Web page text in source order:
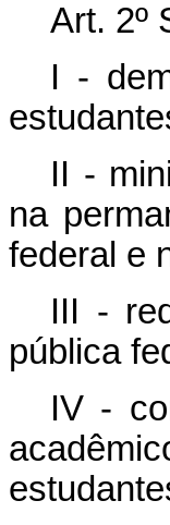
Art. 2º
I -
II -
na
federal e
III -
pública
IV -